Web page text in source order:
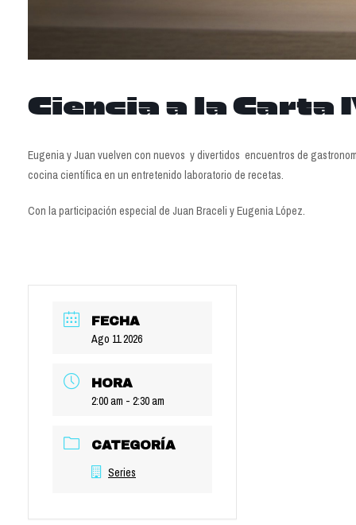
Ciencia a la Carta
Eugenia y Juan vuelven con nuevos y divertidos encuentros de
cocina científica en un entretenido laboratorio de recetas.
Con la participación especial de Juan Braceli y Eugenia López.
FECHA
Ago 11 2026
HORA
2:00 am - 2:30 am
CATEGORÍA
Series